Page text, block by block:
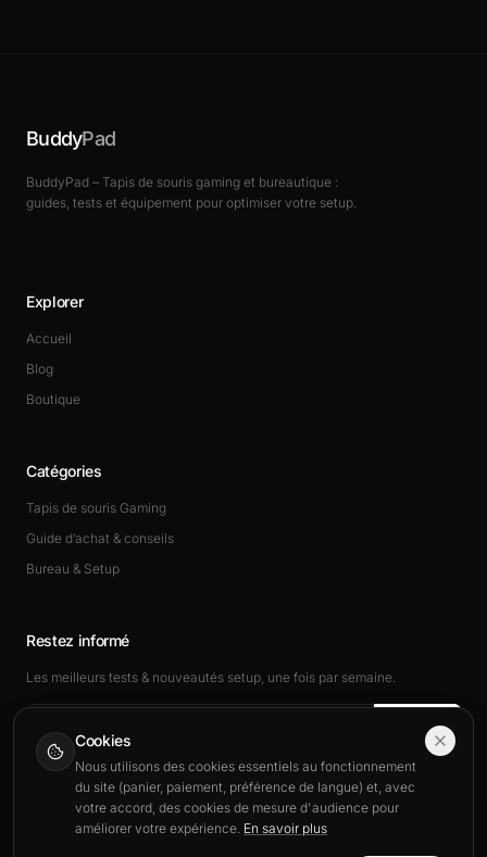
BuddyPad
BuddyPad – Tapis de souris gaming et bureautique :
guides, tests et équipement pour optimiser votre setup.
Explorer
Accueil
Blog
Boutique
Catégories
Tapis de souris Gaming
Guide d’achat & conseils
Bureau & Setup
Restez informé
Les meilleurs tests & nouveautés setup, une fois par semaine.
Rejoindre
This site is also available in English.
Cookies
Nous utilisons des cookies essentiels au fonctionnement
du site (panier, paiement, préférence de langue) et, avec
votre accord, des cookies de mesure d'audience pour
améliorer votre expérience. En savoir plus